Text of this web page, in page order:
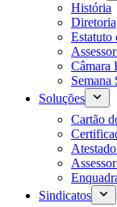
História
Diretoria
Estatuto
Câmara
Semana
Soluções
Cartão
Sindicatos